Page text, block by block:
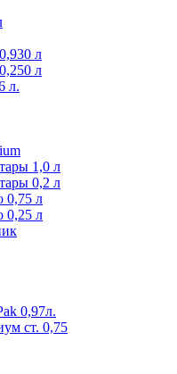
л
л
л.
1,0 л
0,2 л
0,75 л
0,25 л
0,97л.
ст. 0,75